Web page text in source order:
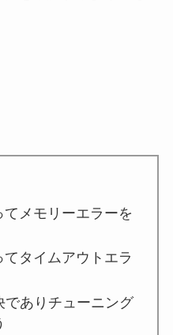
メモリーエラーを
タイムアウトエラ
でありチューニング